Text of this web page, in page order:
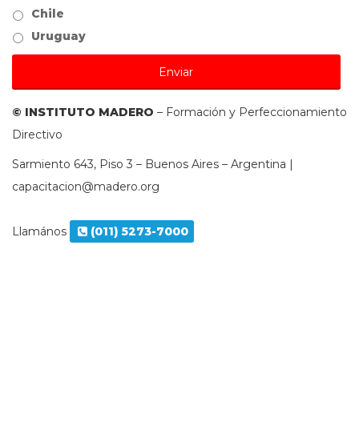
Chile
Uruguay
© INSTITUTO MADERO – Formación y Perfeccionamiento
Directivo
Sarmiento 643, Piso 3 – Buenos Aires – Argentina |
capacitacion@madero.org
Llamános (011) 5273-7000